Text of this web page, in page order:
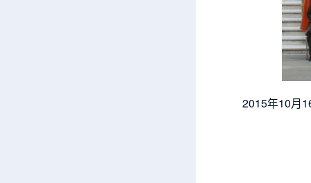
2015年10月